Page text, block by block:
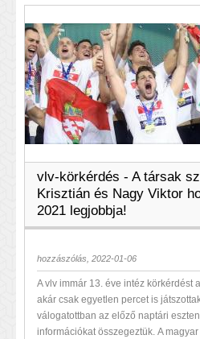
vlv-körkérdés - A társak
Krisztián és Nagy Viktor
2021 legjobbja!
hozzászólás, 2022-01-06
A vlv immár 13. éve intéz körkérdést
akár csak egyetlen percet is
válogatottban az előző naptári
információkat összegeztük. A